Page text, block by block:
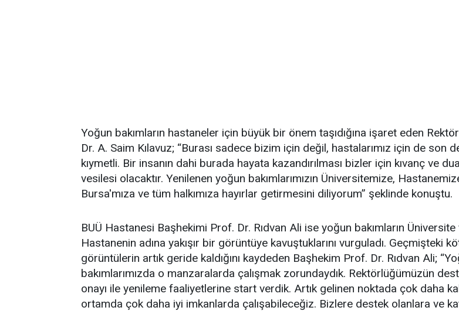
Yoğun bakımların hastaneler için büyük bir önem taşıdığına işaret eden
Dr. A. Saim Kılavuz; “Burası sadece bizim için değil, hastalarımız için de son
kıymetli. Bir insanın dahi burada hayata kazandırılması bizler için kıvanç ve dua
vesilesi olacaktır. Yenilenen yoğun bakımlarımızın Üniversitemize,
Bursa'mıza ve tüm halkımıza hayırlar getirmesini diliyorum” şeklinde konuştu.
BUÜ Hastanesi Başhekimi Prof. Dr. Rıdvan Ali ise yoğun bakımların Üniversite
Hastanenin adına yakışır bir görüntüye kavuştuklarını vurguladı. Geçmişteki
görüntülerin artık geride kaldığını kaydeden Başhekim Prof. Dr. Rıdvan Ali;
bakımlarımızda o manzaralarda çalışmak zorundaydık. Rektörlüğümüzün
onayı ile yenileme faaliyetlerine start verdik. Artık gelinen noktada çok daha
ortamda çok daha iyi imkanlarda çalışabileceğiz. Bizlere destek olanlara ve